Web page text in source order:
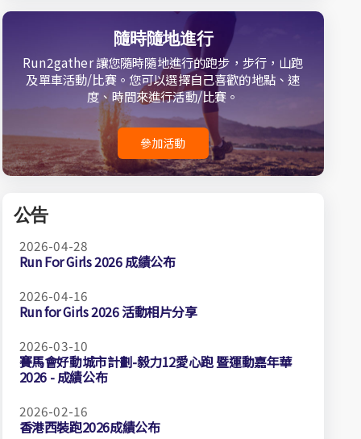
隨時隨地進行
Run2gather 讓您隨時隨地進行的跑步，步行，山跑
及單車活動/比賽。您可以選擇自己喜歡的地點、速
度、時間來進行活動/比賽。
參加活動
公告
2026-04-28
Run For Girls 2026 成績公布
2026-04-16
Run for Girls 2026 活動相片分享
2026-03-10
賽馬會好動城市計劃-毅力12愛心跑 暨運動嘉年華
2026 - 成績公布
2026-02-16
香港西裝跑2026成績公布